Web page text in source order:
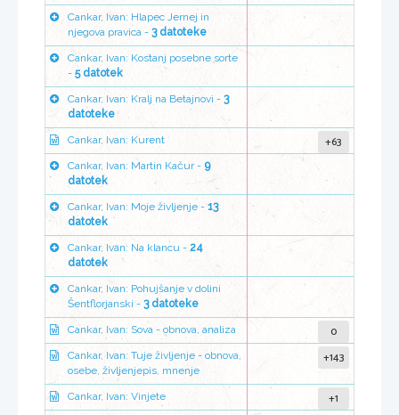
Cankar, Ivan: Hlapec Jernej in
njegova pravica - 3 datoteke
Cankar, Ivan: Kostanj posebne sorte
- 5 datotek
Cankar, Ivan: Kralj na Betajnovi - 3
datoteke
Cankar, Ivan: Kurent +63
Cankar, Ivan: Martin Kačur - 9
datotek
Cankar, Ivan: Moje življenje - 13
datotek
Cankar, Ivan: Na klancu - 24
datotek
Cankar, Ivan: Pohujšanje v dolini
Šentflorjanski - 3 datoteke
Cankar, Ivan: Sova - obnova, analiza 0
Cankar, Ivan: Tuje življenje - obnova,
osebe, življenjepis, mnenje
+143
Cankar, Ivan: Vinjete +1